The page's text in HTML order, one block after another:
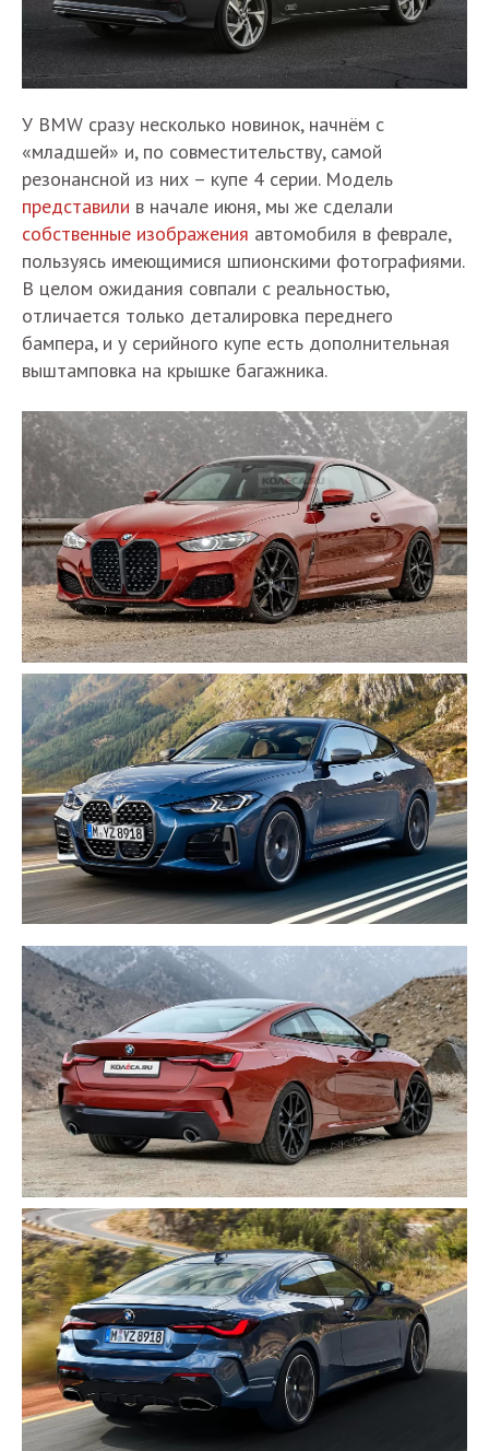
У BMW сразу несколько новинок, начнём с
«младшей» и, по совместительству, самой
резонансной из них – купе 4 серии. Модель
представили в начале июня, мы же сделали
собственные изображения автомобиля в феврале,
пользуясь имеющимися шпионскими фотографиями.
В целом ожидания совпали с реальностью,
отличается только деталировка переднего
бампера, и у серийного купе есть дополнительная
выштамповка на крышке багажника.